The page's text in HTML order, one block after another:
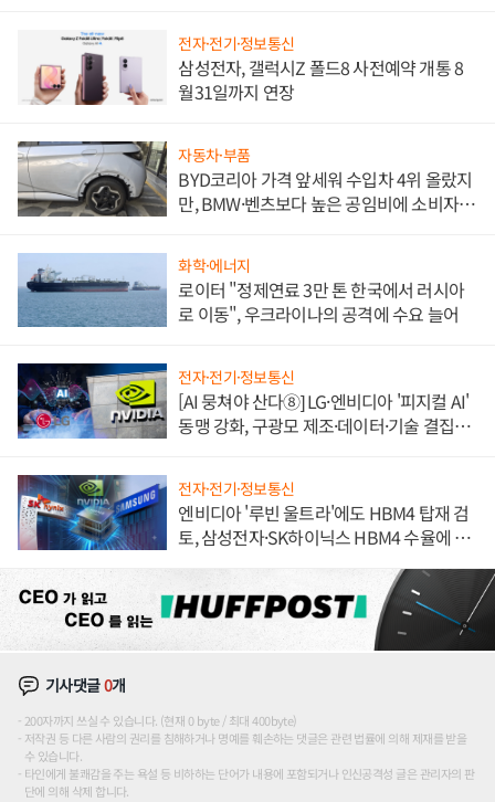
전자·전기·정보통신
삼성전자, 갤럭시Z 폴드8 사전예약 개통 8
월31일까지 연장
자동차·부품
BYD코리아 가격 앞세워 수입차 4위 올랐지
만, BMW·벤츠보다 높은 공임비에 소비자
화학·에너지
로이터 "정제연료 3만 톤 한국에서 러시아
로 이동", 우크라이나의 공격에 수요 늘어
전자·전기·정보통신
[AI 뭉쳐야 산다⑧] LG·엔비디아 '피지컬 AI'
동맹 강화, 구광모 제조·데이터·기술 결집
전자·전기·정보통신
엔비디아 '루빈 울트라'에도 HBM4 탑재 검
토, 삼성전자·SK하이닉스 HBM4 수율에 주
기사댓글0개
200자까지 쓰실 수 있습니다. (현재 0 byte / 최대 400byte)
저작권 등 다른 사람의 권리를 침해하거나 명예를 훼손하는 댓글은 관련 법률에 의해 제재를 받을
수 있습니다.
타인에게 불쾌감을 주는 욕설 등 비하하는 단어가 내용에 포함되거나 인신공격성 글은 관리자의 판
단에 의해 삭제 합니다.